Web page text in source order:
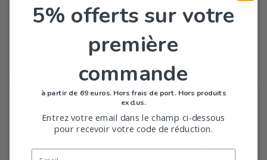
Physiomer
Sinomarin
12,97 €/100mL
5% offerts sur votre
première
commande
à partir de 69 euros. Hors frais de port. Hors produits
exclus.
Entrez votre email dans le champ ci-dessous
pour recevoir votre code de réduction.